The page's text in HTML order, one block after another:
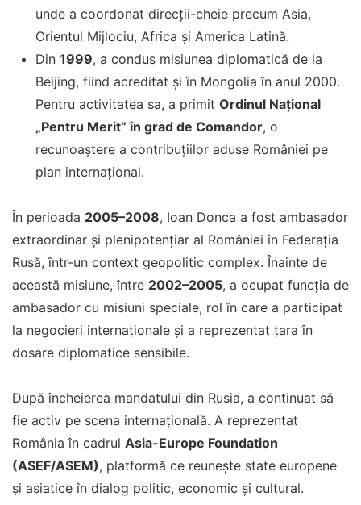
unde a coordonat direcții-cheie precum Asia,
Orientul Mijlociu, Africa și America Latină.
Din 1999, a condus misiunea diplomatică de la
Beijing, fiind acreditat și în Mongolia în anul 2000.
Pentru activitatea sa, a primit Ordinul Național
„Pentru Merit” în grad de Comandor, o
recunoaștere a contribuțiilor aduse României pe
plan internațional.
În perioada 2005–2008, Ioan Donca a fost ambasador
extraordinar și plenipotențiar al României în Federația
Rusă, într-un context geopolitic complex. Înainte de
această misiune, între 2002–2005, a ocupat funcția de
ambasador cu misiuni speciale, rol în care a participat
la negocieri internaționale și a reprezentat țara în
dosare diplomatice sensibile.
După încheierea mandatului din Rusia, a continuat să
fie activ pe scena internațională. A reprezentat
România în cadrul Asia-Europe Foundation
(ASEF/ASEM), platformă ce reunește state europene
și asiatice în dialog politic, economic și cultural.